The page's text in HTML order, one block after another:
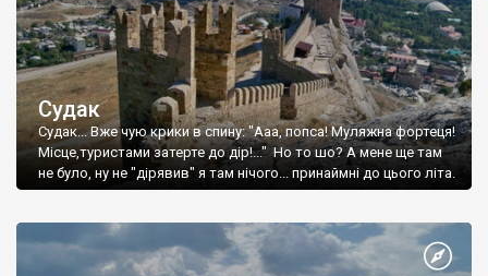
Судак
Судак... Вже чую крики в спину: "Ааа, попса! Муляжна фортеця!
Місце,туристами затерте до дір!..." Но то шо? А мене ще там
не було, ну не "дірявив" я там нічого... принаймні до цього літа.